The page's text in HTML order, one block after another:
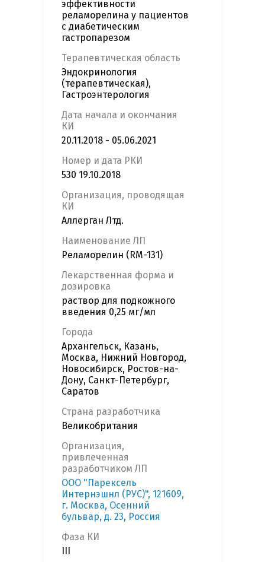
эффективности
реламорелина у пациентов
с диабетическим
гастропарезом
Терапевтическая область
Эндокринология
(терапевтическая),
Гастроэнтерология
Дата начала и окончания
КИ
20.11.2018 - 05.06.2021
Номер и дата РКИ
530 19.10.2018
Организация, проводящая
КИ
Аллерган Лтд.
Наименование ЛП
Реламорелин (RM-131)
Лекарственная форма и
дозировка
раствор для подкожного
введения 0,25 мг/мл
Города
Архангельск, Казань,
Москва, Нижний Новгород,
Новосибирск, Ростов-на-
Дону, Санкт-Петербург,
Саратов
Страна разработчика
Великобритания
Организация,
привлеченная
разработчиком ЛП
ООО "Парексель
Интернэшнл (РУС)", 121609,
г. Москва, Осенний
бульвар, д. 23, Россия
Фаза КИ